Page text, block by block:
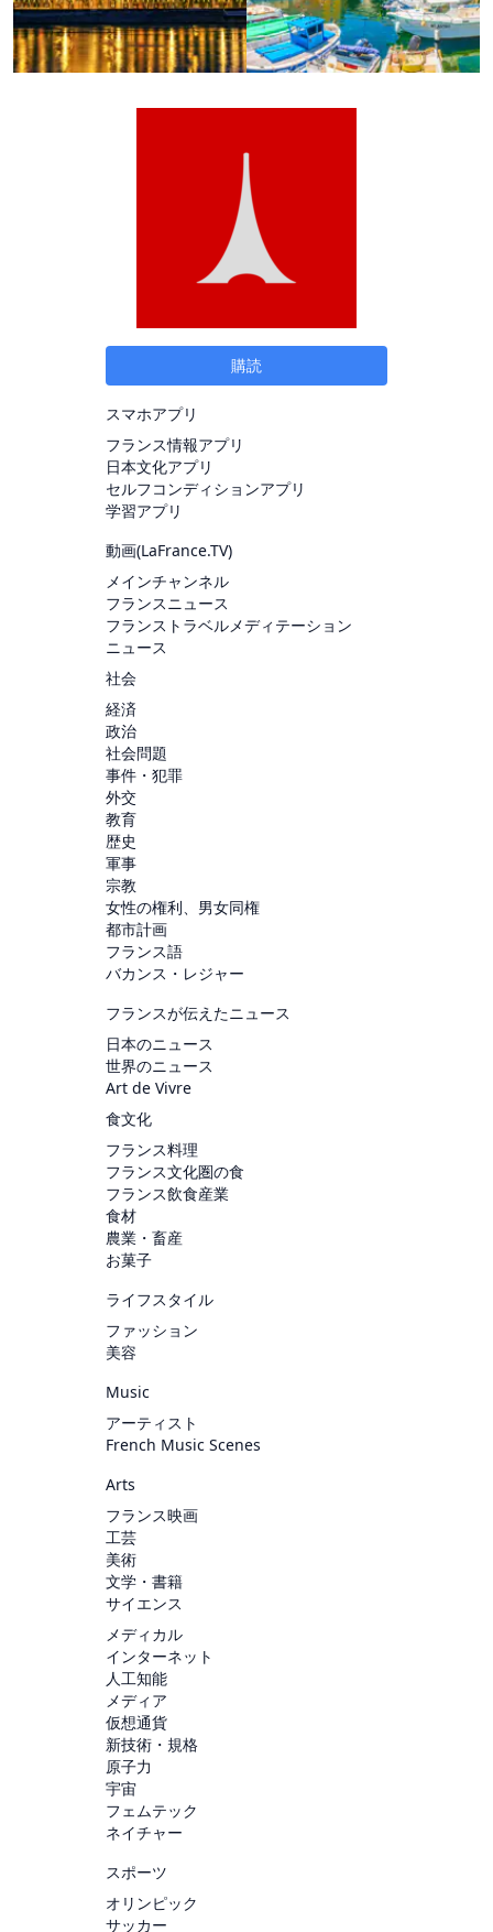
購読
スマホアプリ
フランス情報アプリ
日本文化アプリ
セルフコンディションアプリ
学習アプリ
動画(LaFrance.TV)
メインチャンネル
フランスニュース
フランストラベルメディテーション
ニュース
社会
経済
政治
社会問題
事件・犯罪
外交
教育
歴史
軍事
宗教
女性の権利、男女同権
都市計画
フランス語
バカンス・レジャー
フランスが伝えたニュース
日本のニュース
世界のニュース
Art de Vivre
食文化
フランス料理
フランス文化圏の食
フランス飲食産業
食材
農業・畜産
お菓子
ライフスタイル
ファッション
美容
Music
アーティスト
French Music Scenes
Arts
フランス映画
工芸
美術
文学・書籍
サイエンス
メディカル
インターネット
人工知能
メディア
仮想通貨
新技術・規格
原子力
宇宙
フェムテック
ネイチャー
スポーツ
オリンピック
サッカー